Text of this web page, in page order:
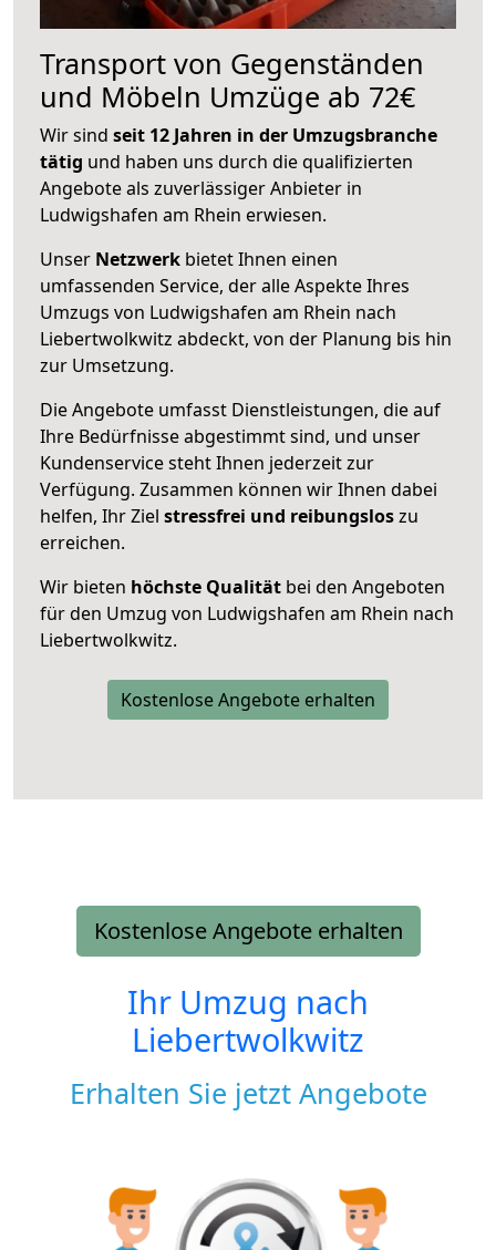
Transport von Gegenständen
und Möbeln Umzüge ab 72€
Wir sind seit 12 Jahren in der Umzugsbranche
tätig und haben uns durch die qualifizierten
Angebote als zuverlässiger Anbieter in
Ludwigshafen am Rhein erwiesen.
Unser Netzwerk bietet Ihnen einen
umfassenden Service, der alle Aspekte Ihres
Umzugs von Ludwigshafen am Rhein nach
Liebertwolkwitz abdeckt, von der Planung bis hin
zur Umsetzung.
Die Angebote umfasst Dienstleistungen, die auf
Ihre Bedürfnisse abgestimmt sind, und unser
Kundenservice steht Ihnen jederzeit zur
Verfügung. Zusammen können wir Ihnen dabei
helfen, Ihr Ziel stressfrei und reibungsloszu
erreichen.
Wir bieten höchste Qualität bei den Angeboten
für den Umzug von Ludwigshafen am Rhein nach
Liebertwolkwitz.
Kostenlose Angebote erhalten
Kostenlose Angebote erhalten
Ihr Umzug nach
Liebertwolkwitz
Erhalten Sie jetzt Angebote